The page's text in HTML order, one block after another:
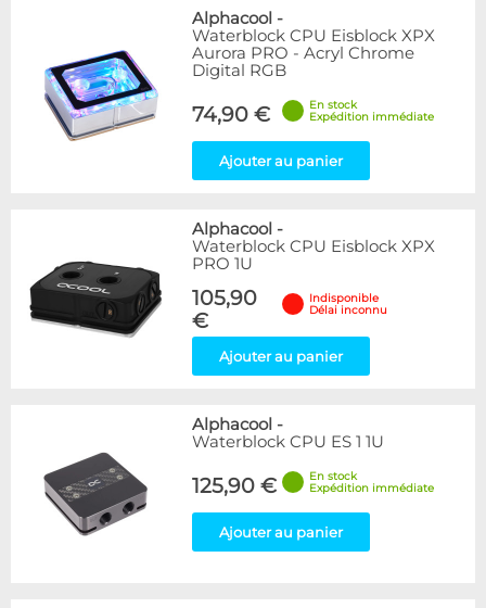
Alphacool -
Waterblock CPU Eisblock XPX
Aurora PRO - Acryl Chrome
Digital RGB
74,90 €
En stock
Expédition immédiate
Ajouter au panier
Alphacool -
Waterblock CPU Eisblock XPX
PRO 1U
105,90
€
Indisponible
Délai inconnu
Ajouter au panier
Alphacool -
Waterblock CPU ES 1 1U
125,90 €
En stock
Expédition immédiate
Ajouter au panier